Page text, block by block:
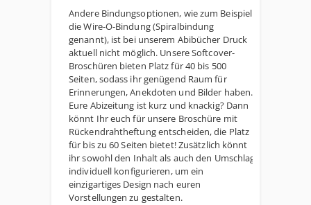
Andere Bindungsoptionen, wie zum Beispiel
die Wire-O-Bindung (Spiralbindung
genannt), ist bei unserem Abibücher Druck
aktuell nicht möglich. Unsere Softcover-
Broschüren bieten Platz für 40 bis 500
Seiten, sodass ihr genügend Raum für
Erinnerungen, Anekdoten und Bilder haben.
Eure Abizeitung ist kurz und knackig? Dann
könnt Ihr euch für unsere Broschüre mit
Rückendrahtheftung entscheiden, die Platz
für bis zu 60 Seiten bietet! Zusätzlich könnt
ihr sowohl den Inhalt als auch den Umschlag
individuell konfigurieren, um ein
einzigartiges Design nach euren
Vorstellungen zu gestalten.